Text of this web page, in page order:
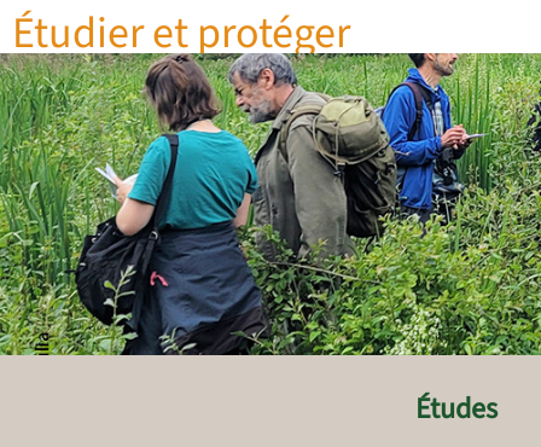
Étudier et protéger
Études